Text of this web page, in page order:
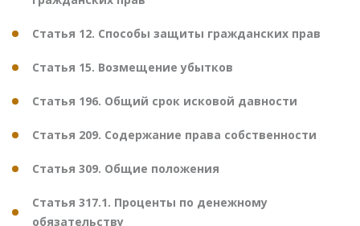
Статья 12. Способы защиты гражданских прав
Статья 15. Возмещение убытков
Статья 196. Общий срок исковой давности
Статья 209. Содержание права собственности
Статья 309. Общие положения
Статья 317.1. Проценты по денежному
обязательству